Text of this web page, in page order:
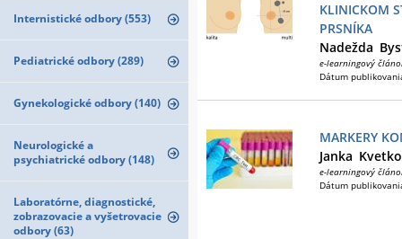
Internistické odbory (553)
Pediatrické odbory (289)
Gynekologické odbory (140)
Neurologické a
psychiatrické odbory (148)
Laboratórne, diagnostické,
zobrazovacie a vyšetrovacie
odbory (63)
KLINICKOM
PRSNÍKA
Nadežda
e-learningový
Dátum
MARKERY
Janka
e-learningový
Dátum